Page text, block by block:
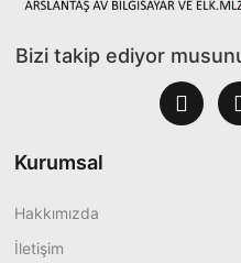
Bizi takip ediyor
Kurumsal
Hakkımızda
İletişim